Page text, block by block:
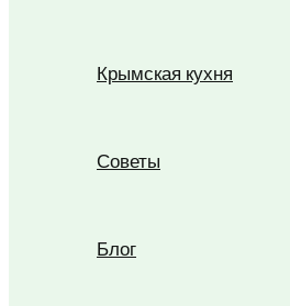
Крымская кухня
Советы
Блог